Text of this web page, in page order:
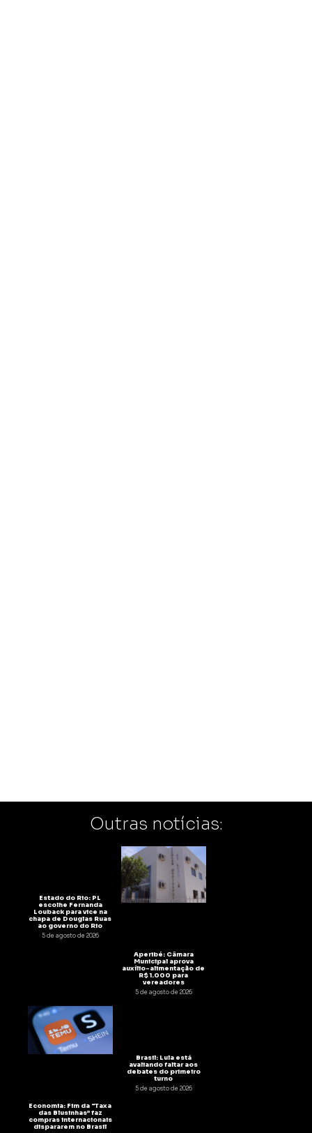
Outras notícias:
Estado do Rio: PL
escolhe Fernanda
Louback para vice na
chapa de Douglas Ruas
ao governo do Rio
5 de agosto de 2026
Aperibé: Câmara
Municipal aprova
auxílio-alimentação de
R$ 1.000 para
vereadores
5 de agosto de 2026
Economia: Fim da “Taxa
das Blusinhas” faz
compras internacionais
dispararem no Brasil
Brasil: Lula está
avaliando faltar aos
debates do primeiro
turno
5 de agosto de 2026